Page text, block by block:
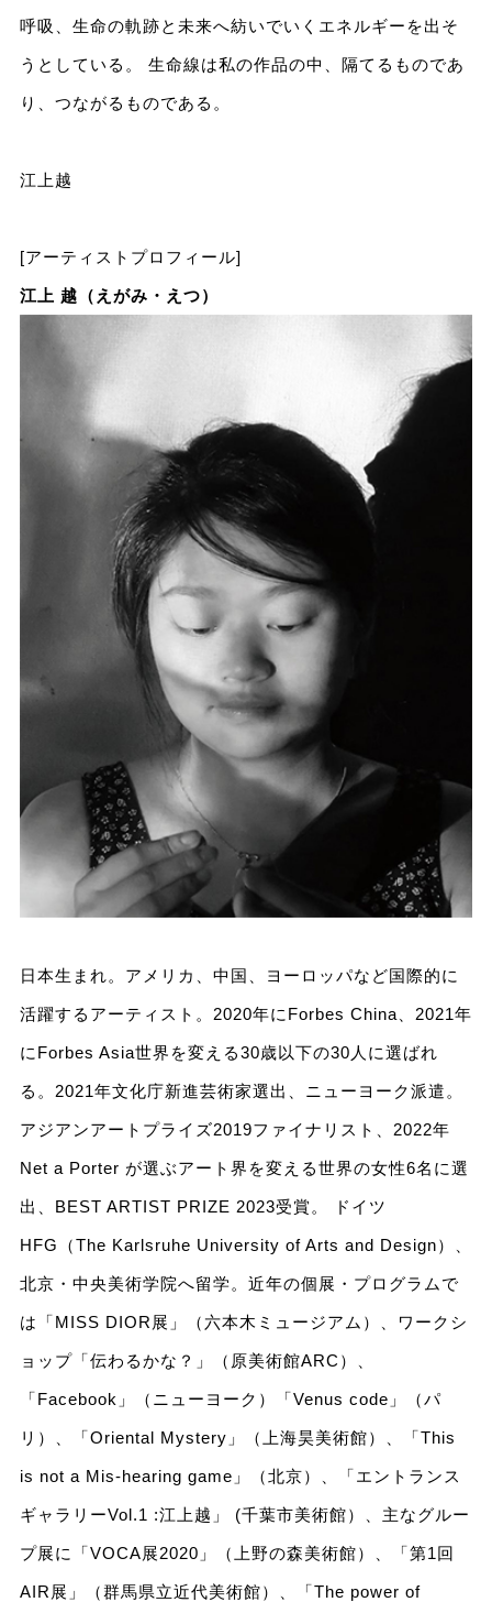
呼吸、生命の軌跡と未来へ紡いでいくエネルギーを出そ
うとしている。 生命線は私の作品の中、隔てるものであ
り、つながるものである。
江上越
[アーティストプロフィール]
江上 越（えがみ・えつ）
⽇本⽣まれ。アメリカ、中国、ヨーロッパなど国際的に
活躍するアーティスト。2020年にForbes China、2021年
にForbes Asia世界を変える30歳以下の30⼈に選ばれ
る。2021年⽂化庁新進芸術家選出、ニューヨーク派遣。
アジアンアートプライズ2019ファイナリスト、2022年
Net a Porter が選ぶアート界を変える世界の⼥性6名に選
出、BEST ARTIST PRIZE 2023受賞。 ドイツ
HFG（The Karlsruhe University of Arts and Design）、
北京・中央美術学院へ留学。近年の個展・プログラムで
は「MISS DIOR展」（六本木ミュージアム）、ワークシ
ョップ「伝わるかな？」（原美術館ARC）、
「Facebook」（ニューヨーク）「Venus code」（パ
リ）、「Oriental Mystery」（上海昊美術館）、「This
is not a Mis-hearing game」（北京）、「エントランス
ギャラリーVol.1 :江上越」 (千葉市美術館）、主なグルー
プ展に「VOCA展2020」（上野の森美術館）、「第1回
AIR展」（群⾺県⽴近代美術館）、「The power of